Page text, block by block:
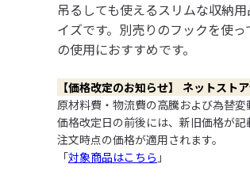
吊るしても使えるスリムな収納
イズです。別売りのフックを使
の使用におすすめです。
【価格改定のお知らせ】 ネットスト
原材料費・物流費の高騰および為替変
価格改定日の前後には、新旧価格が
注文時点の価格が適用されます。
「対象商品はこちら 」